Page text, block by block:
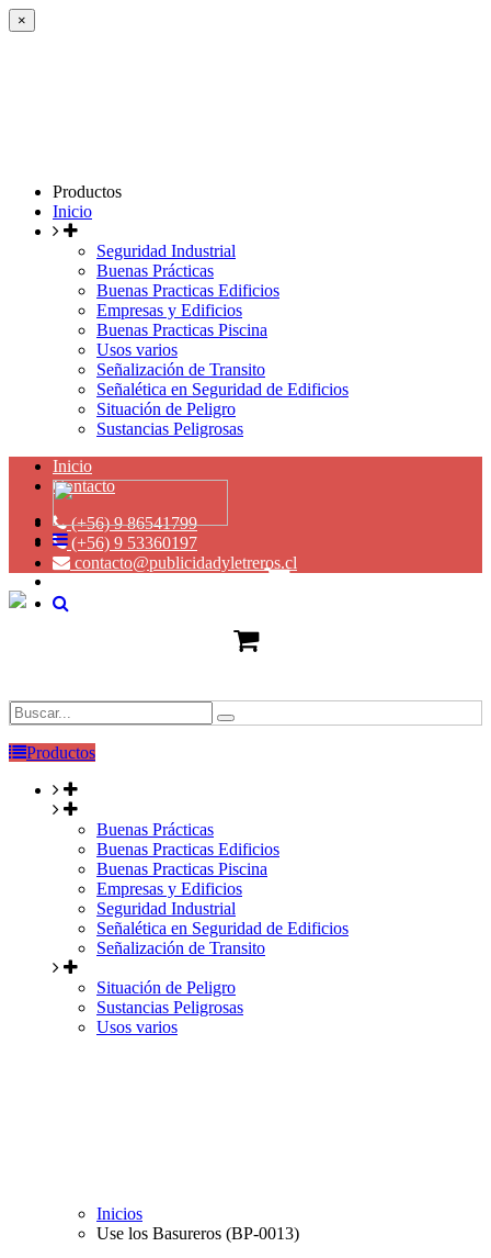
×
Productos
Inicio
Seguridad Industrial
Buenas Prácticas
Buenas Practicas Edificios
Empresas y Edificios
Buenas Practicas Piscina
Usos varios
Señalización de Transito
Señalética en Seguridad de Edificios
Situación de Peligro
Sustancias Peligrosas
Inicio
Contacto
(+56) 9 86541799
(+56) 9 53360197
contacto@publicidadyletreros.cl
Productos
Buenas Prácticas
Buenas Practicas Edificios
Buenas Practicas Piscina
Empresas y Edificios
Seguridad Industrial
Señalética en Seguridad de Edificios
Señalización de Transito
Situación de Peligro
Sustancias Peligrosas
Usos varios
Inicios
Use los Basureros (BP-0013)